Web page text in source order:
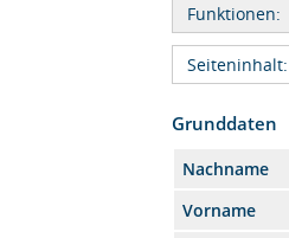
Funktionen:
Seiteninhalt:
Grunddaten
Nachname
Vorname